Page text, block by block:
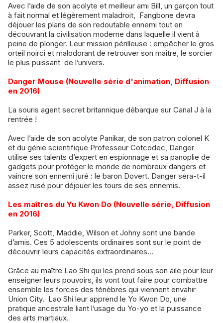
Avec l’aide de son acolyte et meilleur ami Bill, un garçon tout
à fait normal et légèrement maladroit, Fangbone devra
déjouer les plans de son redoutable ennemi tout en
découvrant la civilisation moderne dans laquelle il vient à
peine de plonger. Leur mission périlleuse : empêcher le gros
orteil noirci et malodorant de retrouver son maître, le sorcier
le plus puissant de l’univers.
Danger Mouse (Nouvelle série d'animation, Diffusion
en 2016)
La souris agent secret britannique débarque sur Canal J à la
rentrée !
Avec l’aide de son acolyte Panikar, de son patron colonel K
et du génie scientifique Professeur Cotcodec, Danger
utilise ses talents d’expert en espionnage et sa panoplie de
gadgets pour protéger le monde de nombreux dangers et
vaincre son ennemi juré : le baron Dovert. Danger sera-t-il
assez rusé pour déjouer les tours de ses ennemis.
Les maîtres du Yu Kwon Do (Nouvelle série, Diffusion
en 2016)
Parker, Scott, Maddie, Wilson et Johny sont une bande
d’amis. Ces 5 adolescents ordinaires sont sur le point de
découvrir leurs capacités extraordinaires...
Grâce au maître Lao Shi qui les prend sous son aile pour leur
enseigner leurs pouvoirs, ils vont tout faire pour combattre
ensemble les forces des ténèbres qui viennent envahir
Union City. Lao Shi leur apprend le Yo Kwon Do, une
pratique ancestrale liant l’usage du Yo-yo et la puissance
des arts martiaux.